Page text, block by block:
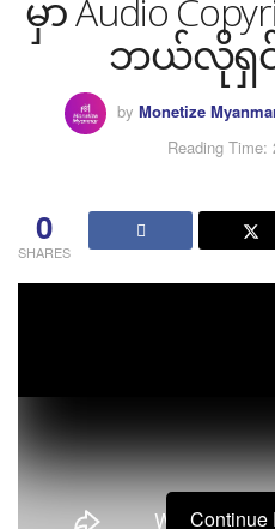
မှာ Audio
ဘယ်လိုရှင်
by Monetize
Reading Time:
0
SHARES
Continue